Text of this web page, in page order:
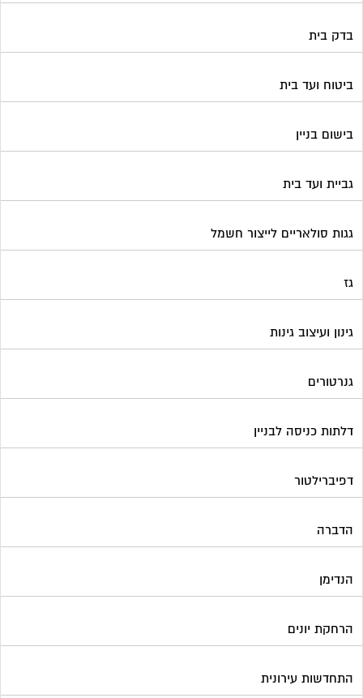
בדק בית
ביטוח ועד בית
בישום בניין
גביית ועד בית
גגות סולאריים לייצור חשמל
גז
גינון ועיצוב גינות
גנרטורים
דלתות כניסה לבניין
דפיברילטור
הדברה
הנדימן
הרחקת יונים
התחדשות עירונית